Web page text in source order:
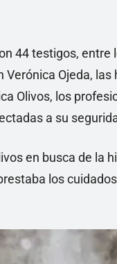
44 testigos,
Ojeda,
Olivos, los
a su
en busca de la
los